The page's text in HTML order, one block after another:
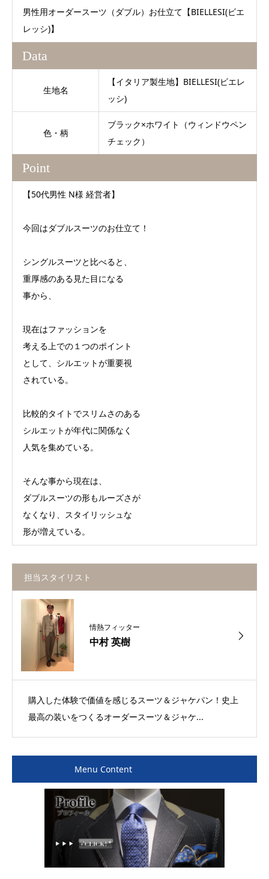
男性用オーダースーツ（ダブル）お仕立て【BIELLESI(ビエ
レッシ)】
Data
生地名
【イタリア製生地】BIELLESI(ビエレ
ッシ)
色・柄
ブラック×ホワイト（ウィンドウペン
チェック）
Point
【50代男性 N様 経営者】
今回はダブルスーツのお仕立て！
シングルスーツと比べると、
重厚感のある見た目になる
事から、
現在はファッションを
考える上での１つのポイント
として、シルエットが重要視
されている。
比較的タイトでスリムさのある
シルエットが年代に関係なく
人気を集めている。
そんな事から現在は、
ダブルスーツの形もルーズさが
なくなり、スタイリッシュな
形が増えている。
担当スタイリスト
情熱フィッター
中村 英樹
購入した体験で価値を感じるスーツ＆ジャケパン！史上
最高の装いをつくるオーダースーツ＆ジャケ...
Menu Content